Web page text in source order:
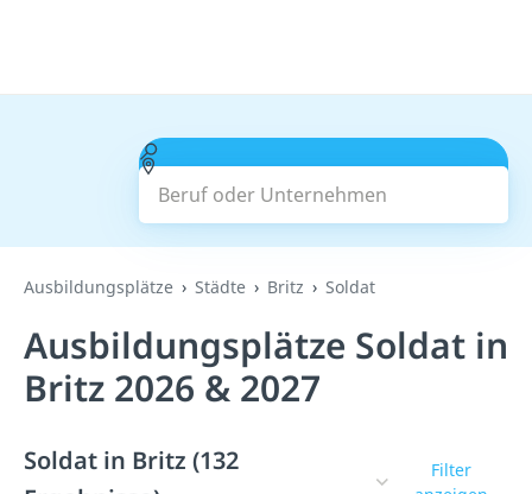
Beruf oder Unternehmen
Suchen
Ausbildungsplätze Städte Britz Soldat
Ausbildungsplätze Soldat in
Britz 2026 & 2027
Soldat in Britz (132
Filter